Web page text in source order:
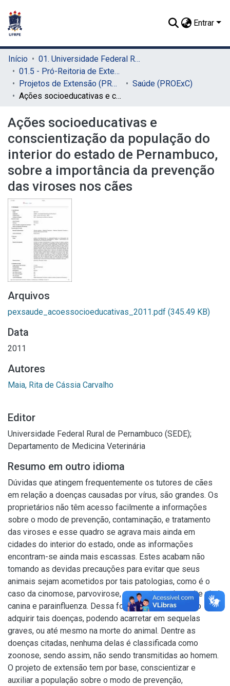
Entrar
Início
01. Universidade Federal Rural de Pernambuco - UFRPE (Sede)
01.5 - Pró-Reitoria de Extensão, Cultura e Cidadania (PROExC)
Projetos de Extensão (PROExC)
Saúde (PROExC)
Ações socioeducativas e conscientização da população do interior do estado de Pernambuco, sobre a importância da prevenção das viroses nos cães
Ações socioeducativas e
conscientização da população do
interior do estado de Pernambuco,
sobre a importância da prevenção
das viroses nos cães
Arquivos
pexsaude_acoessocioeducativas_2011.pdf (345.49 KB)
Data
2011
Autores
Maia, Rita de Cássia Carvalho
Editor
Universidade Federal Rural de Pernambuco (SEDE);
Departamento de Medicina Veterinária
Resumo em outro idioma
Dúvidas que atingem frequentemente os tutores de cães
em relação a doenças causadas por vírus, são grandes. Os
proprietários não têm acesso facilmente a informações
sobre o modo de prevenção, contaminação, e tratamento
das viroses e esse quadro se agrava mais ainda em
cidades do interior do estado, onde as informações
encontram-se ainda mais escassas. Estes acabam não
tomando as devidas precauções para evitar que seus
animais sejam acometidos por tais patologias, como é o
caso da cinomose, parvovirose, coronavirose, hepatite viral
canina e parainfluenza. Dessa forma, é comum um cão
adquirir tais doenças, podendo acarretar em sequelas
graves, ou até mesmo na morte do animal. Dentre as
doenças citadas, nenhuma delas é classificada como
zoonose, sendo assim, não sendo transmitidas ao homem.
O projeto de extensão tem por base, conscientizar e
auxiliar a população sobre o modo de prevenção,